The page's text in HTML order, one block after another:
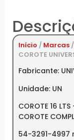
Início / Marcas /
COROTE
Fabricante:
Unidade: UN
COROTE 16
COROTE
54-3291-